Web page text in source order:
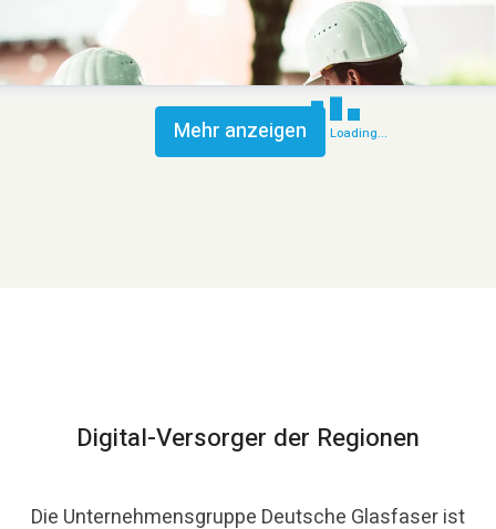
Mehr anzeigen Loading...
Digital-Versorger der Regionen
Die Unternehmensgruppe Deutsche Glasfaser ist